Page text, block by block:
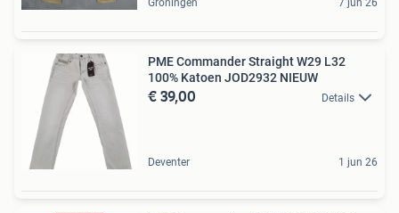
Groningen 7 jun 26
PME Commander Straight W29 L32
100% Katoen JOD2932 NIEUW
€ 39,00 Details
Deventer 1 jun 26